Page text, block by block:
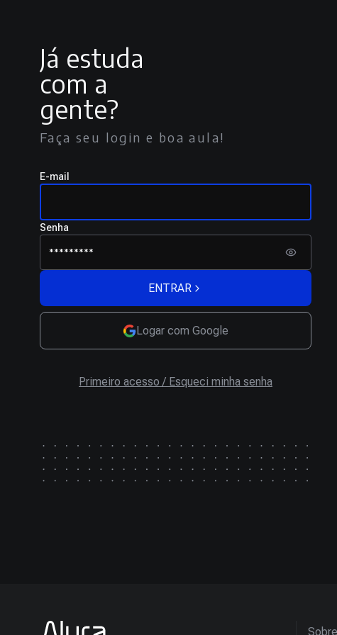
Já estuda
com a
gente?
Faça seu login e boa aula!
E-mail
Senha
ENTRAR
Logar com Google
Primeiro acesso / Esqueci minha senha